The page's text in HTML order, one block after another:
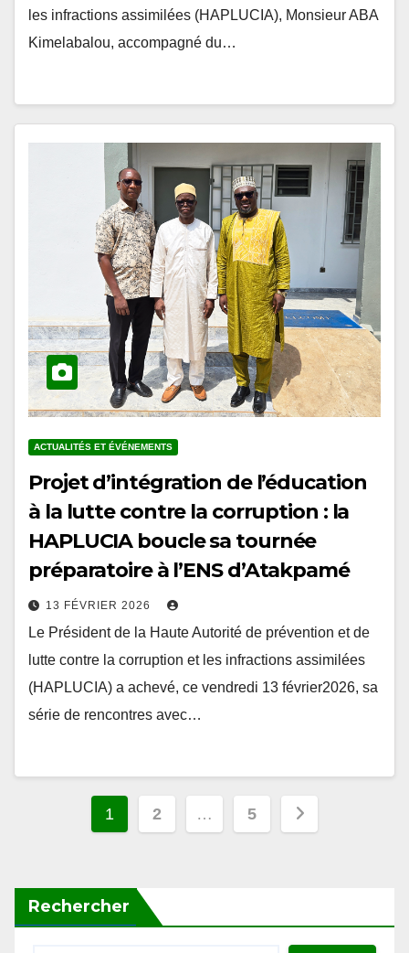
Kimelabalou, accompagné du…
Projet d’intégration de l’éducation
à la lutte contre la corruption : la
HAPLUCIA boucle sa tournée
préparatoire à l’ENS d’Atakpamé
13 FÉVRIER 2026
Le Président de la Haute Autorité de prévention et de
lutte contre la corruption et les infractions assimilées
(HAPLUCIA) a achevé, ce vendredi 13 février2026, sa
série de rencontres avec…
Pagination
des
1
Rechercher